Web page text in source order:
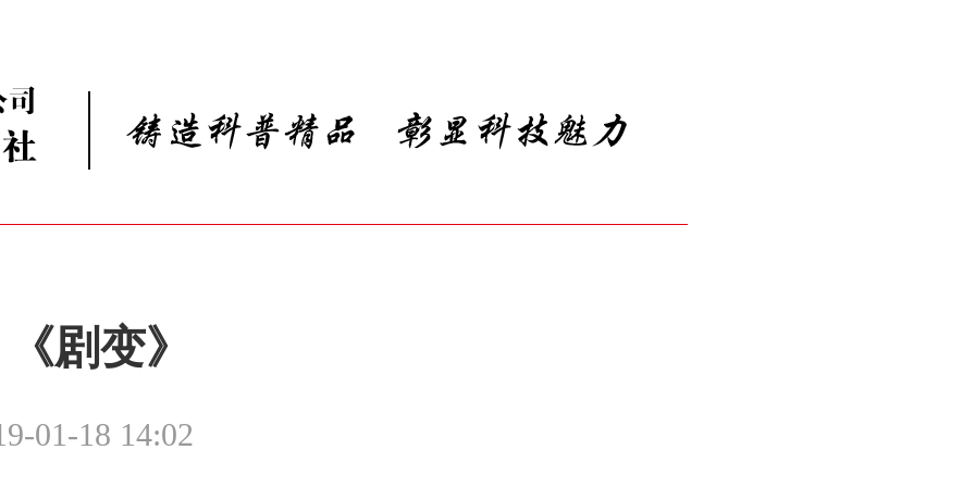
《剧变》
01-18 14:02